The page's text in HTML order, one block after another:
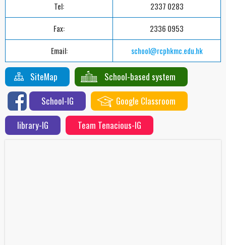
Tel:
2337 0283
Fax:
2336 0953
Email:
school@rcphkmc.edu.hk
SiteMap
School-based system
School-IG
Google Classroom
library-IG
Team Tenacious-IG